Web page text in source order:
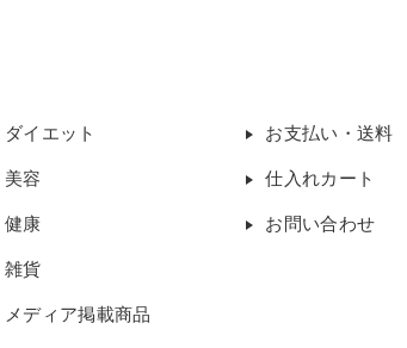
ダイエット
美容
健康
雑貨
メディア掲載商品
お支払い・送料
仕入れカート
お問い合わせ